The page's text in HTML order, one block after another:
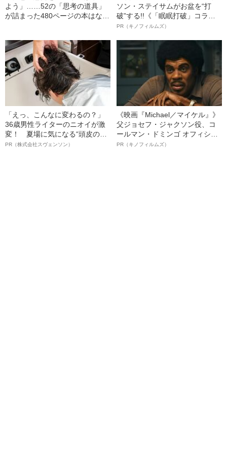
よう」……52の「思考の道具」
が詰まった480ページの本はなぜ
ソン・ステイサムがお盆を“打
破”する!!《「眠眠打破」コラ
ボ》
PR（キノフィルムズ）
「えっ、こんなに変わるの？」
36歳男性ライターのニオイが激
変！ 夏場に気になる“頭皮のニ
オイ”や“ベタつき”を解消す
PR（株式会社スヴェンソン）
《映画『Michael／マイケル』》
父ジョセフ・ジャクソン役、コ
ールマン・ドミンゴ オフィシャ
ルインタビュー“観客を魅了した
PR（キノフィルムズ）